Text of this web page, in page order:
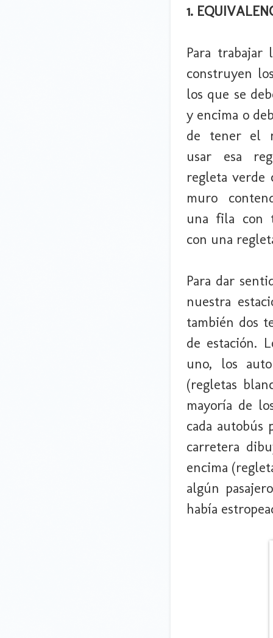
1.
Para trabajar
construyen
los que se
y encima o
de tener el
usar esa
regleta verde
muro
una fila con
con una
Para dar
nuestra
también dos
de estación.
uno, los
(regletas
mayoría de
cada autobús
carretera
encima
algún
había